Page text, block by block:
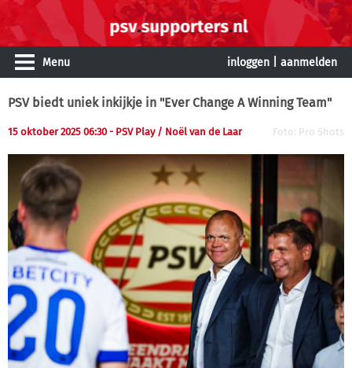
Menu inloggen aanmelden
PSV biedt uniek inkijkje in "Ever Change A Winning Team"
15 oktober 2025 06:30 - PSV Play / Noël van de Laar Foto: Pro Shots